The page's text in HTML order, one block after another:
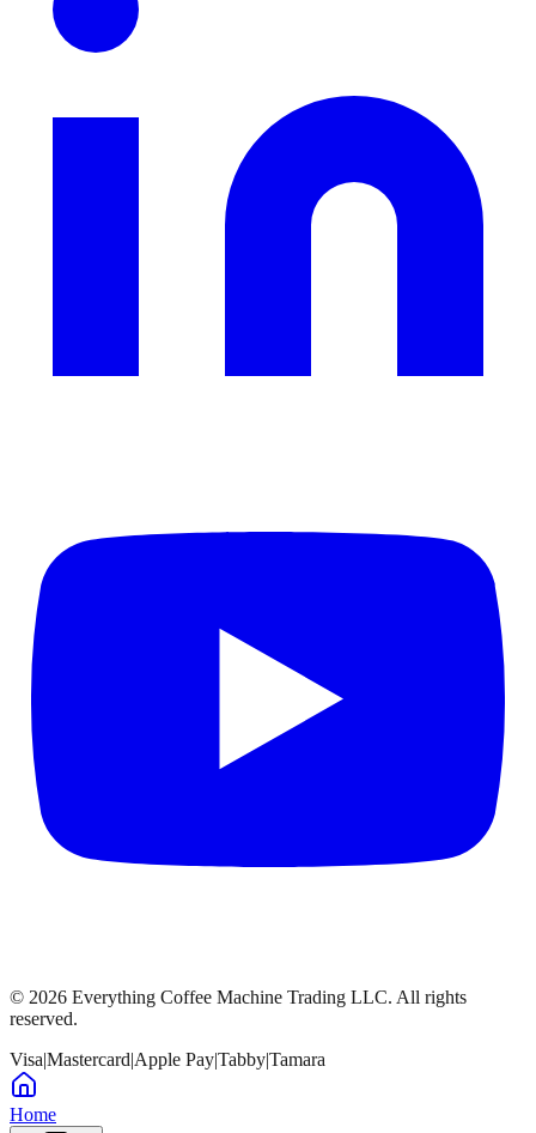
© 2026 Everything Coffee Machine Trading LLC. All rights
reserved.
Visa|Mastercard|Apple Pay|Tabby|Tamara
Home